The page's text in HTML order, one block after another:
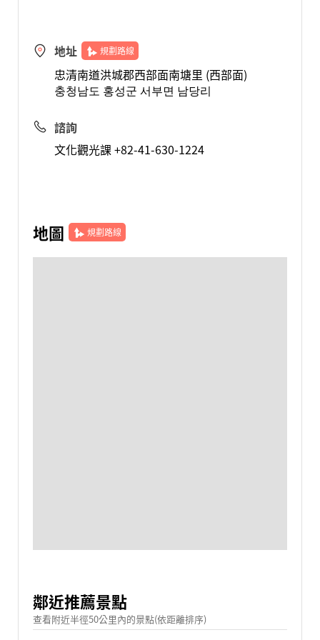
地址 規劃路線
忠清南道洪城郡西部面南塘里 (西部面)
충청남도 홍성군 서부면 남당리
諮詢
文化觀光課 +82-41-630-1224
地圖 規劃路線
鄰近推薦景點
查看附近半徑50公里內的景點(依距離排序)